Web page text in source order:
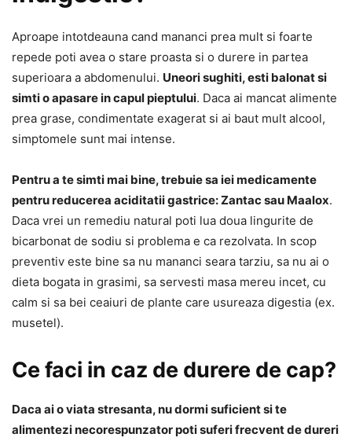
Aproape intotdeauna cand mananci prea mult si foarte
repede poti avea o stare proasta si o durere in partea
superioara a abdomenului. Uneori sughiti, esti balonat si
simti o apasare in capul pieptului. Daca ai mancat alimente
prea grase, condimentate exagerat si ai baut mult alcool,
simptomele sunt mai intense.
Pentru a te simti mai bine, trebuie sa iei medicamente
pentru reducerea aciditatii gastrice: Zantac sau Maalox.
Daca vrei un remediu natural poti lua doua lingurite de
bicarbonat de sodiu si problema e ca rezolvata. In scop
preventiv este bine sa nu mananci seara tarziu, sa nu ai o
dieta bogata in grasimi, sa servesti masa mereu incet, cu
calm si sa bei ceaiuri de plante care usureaza digestia (ex.
musetel).
Ce faci in caz de durere de cap?
Daca ai o viata stresanta, nu dormi suficient si te
alimentezi necorespunzator poti suferi frecvent de dureri